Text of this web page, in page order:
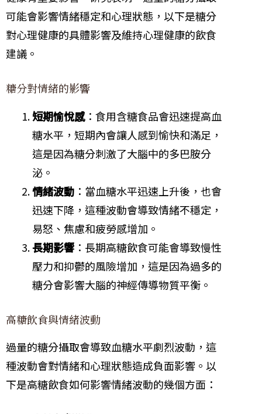
可能會影響情緒穩定和心理狀態，以下是糖分
對心理健康的具體影響及維持心理健康的飲食
建議。
糖分對情緒的影響
短期愉悅感：食用含糖食品會迅速提高血
糖水平，短期內會讓人感到愉快和滿足，
這是因為糖分刺激了大腦中的多巴胺分
泌。
情緒波動 ：當血糖水平迅速上升後，也會
迅速下降，這種波動會導致情緒不穩定，
易怒、焦慮和疲勞感增加。
長期影響 ：長期高糖飲食可能會導致慢性
壓力和抑鬱的風險增加，這是因為過多的
糖分會影響大腦的神經傳導物質平衡。
高糖飲食與情緒波動
過量的糖分攝取會導致血糖水平劇烈波動，這
種波動會對情緒和心理狀態造成負面影響。以
下是高糖飲食如何影響情緒波動的幾個方面：